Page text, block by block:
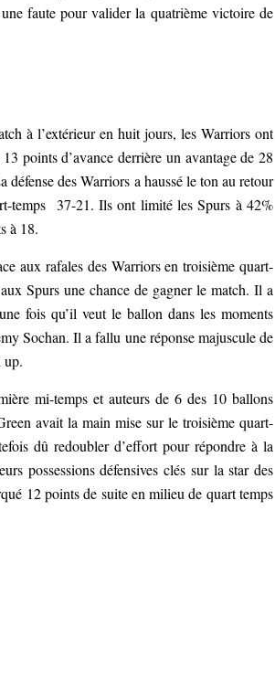
faute pour valider la quatrième victoire de
à l’extérieur en huit jours, les Warriors ont
points d’avance derrière un avantage de 28
des Warriors a haussé le ton au retour
temps 37-21. Ils ont limité les Spurs à 42%
à 18.
aux rafales des Warriors en troisième quart-
Spurs une chance de gagner le match. Il a
fois qu’il veut le ballon dans les moments
Sochan. Il a fallu une réponse majuscule de
up.
mi-temps et auteurs de 6 des 10 ballons
avait la main mise sur le troisième quart-
dû redoubler d’effort pour répondre à la
possessions défensives clés sur la star des
12 points de suite en milieu de quart temps